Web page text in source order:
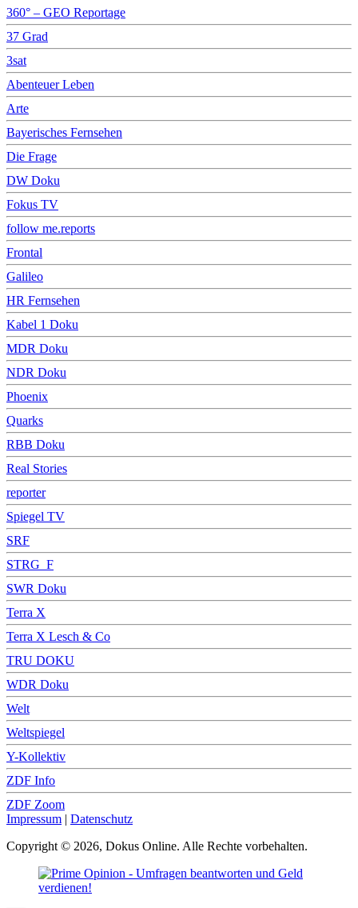
360° – GEO Reportage
37 Grad
3sat
Abenteuer Leben
Arte
Bayerisches Fernsehen
Die Frage
DW Doku
Fokus TV
follow me.reports
Frontal
Galileo
HR Fernsehen
Kabel 1 Doku
MDR Doku
NDR Doku
Phoenix
Quarks
RBB Doku
Real Stories
reporter
Spiegel TV
SRF
STRG_F
SWR Doku
Terra X
Terra X Lesch & Co
TRU DOKU
WDR Doku
Welt
Weltspiegel
Y-Kollektiv
ZDF Info
ZDF Zoom
Impressum | Datenschutz
Copyright © 2026, Dokus Online. Alle Rechte vorbehalten.